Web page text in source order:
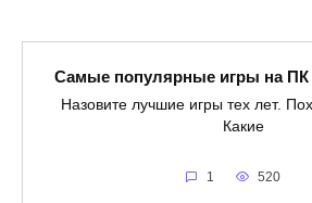
Самые популярные игры на ПК
Назовите лучшие игры тех лет.
Какие
1 520